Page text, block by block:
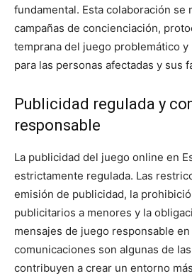
fundamental. Esta colaboración se
campañas de concienciación,
temprana del juego problemático
para las personas afectadas y sus
Publicidad regulada y
responsable
La publicidad del juego online en
estrictamente regulada. Las
emisión de publicidad, la
publicitarios a menores y la
mensajes de juego responsable en
comunicaciones son algunas de
contribuyen a crear un entorno